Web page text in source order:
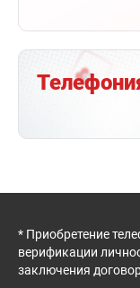
* Приобретение
верификации
заключения